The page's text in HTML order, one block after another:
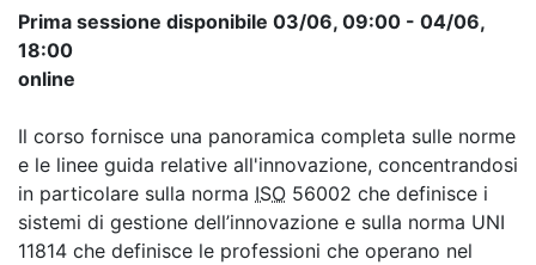
Prima sessione disponibile 03/06, 09:00 - 04/06,
18:00
online
Il corso fornisce una panoramica completa sulle norme
e le linee guida relative all'innovazione, concentrandosi
in particolare sulla norma ISO 56002 che definisce i
sistemi di gestione dell’innovazione e sulla norma UNI
11814 che definisce le professioni che operano nel